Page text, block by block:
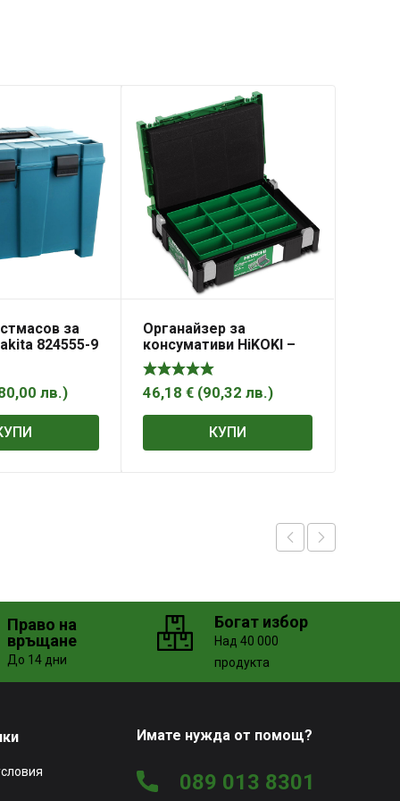
за
824555-9
лв.)
Органайзер за
консумативи HiKOKI –
Hitachi пластмасов със
сменяеми контейнери
295x395x105 мм, 100 кг,
46,18 € (90,32 лв.)
КУПИ
Право на
връщане
До 14 дни
Богат избор
Над 40 000
продукта
Имате нужда от помощ?
089 013 8301